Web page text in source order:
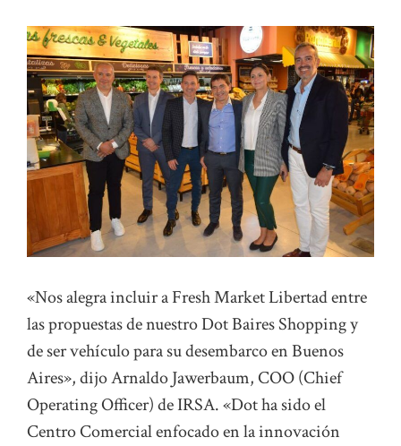
«Nos alegra incluir a Fresh Market Libertad entre
las propuestas de nuestro Dot Baires Shopping y
de ser vehículo para su desembarco en Buenos
Aires», dijo Arnaldo Jawerbaum, COO (Chief
Operating Officer) de IRSA. «Dot ha sido el
Centro Comercial enfocado en la innovación